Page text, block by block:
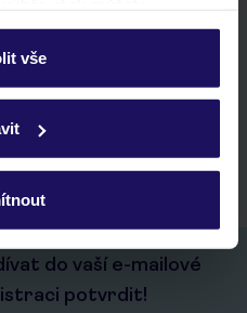
cookie naleznete v
vše
nabídek
a možnost jejich sdílení
zobrazené nabídky
o tvé rezervaci v myTUI
do vaší e-mailové
potvrdit!